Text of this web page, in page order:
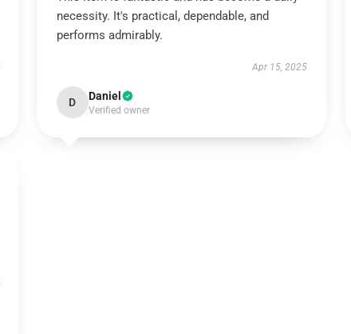
necessity. It's practical, dependable, and
performs admirably.
Apr 15, 2025
D Daniel
Verified owner